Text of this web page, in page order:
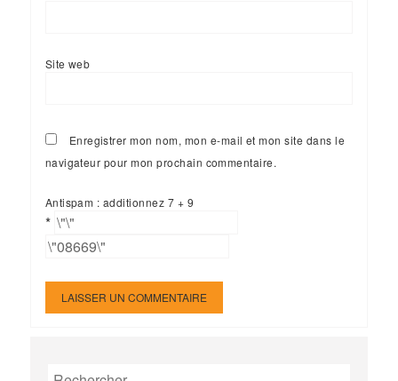
Site web
Enregistrer mon nom, mon e-mail et mon site dans le
navigateur pour mon prochain commentaire.
Antispam : additionnez 7 + 9
*
Rechercher :